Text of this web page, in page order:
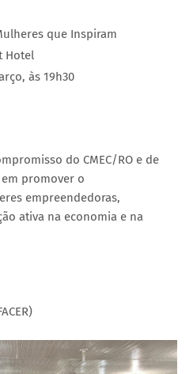
que Inspiram
Hotel
às 19h30
do CMEC/RO e de
promover o
empreendedoras,
ativa na economia e na